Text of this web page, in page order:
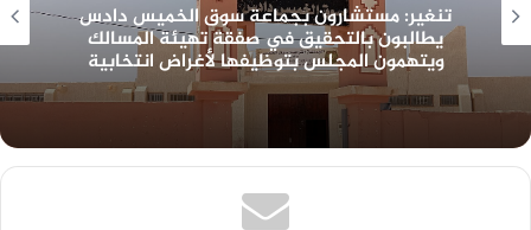
تنغير: مستشارون بجماعة سوق الخميس دادس
يطالبون بالتحقيق في صفقة تهيئة المسالك
ويتهمون المجلس بتوظيفها لأغراض انتخابية